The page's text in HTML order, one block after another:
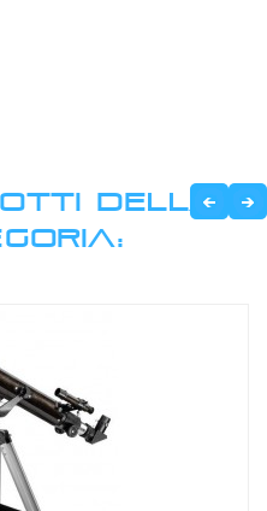
DELLA